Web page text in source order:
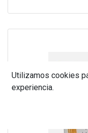
Utilizamos cookies
experiencia.